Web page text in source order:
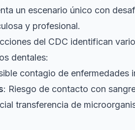
un escenario único con
y profesional.
del CDC identifican
dentales:
contagio de enfermedades
: Riesgo de contacto con
transferencia de